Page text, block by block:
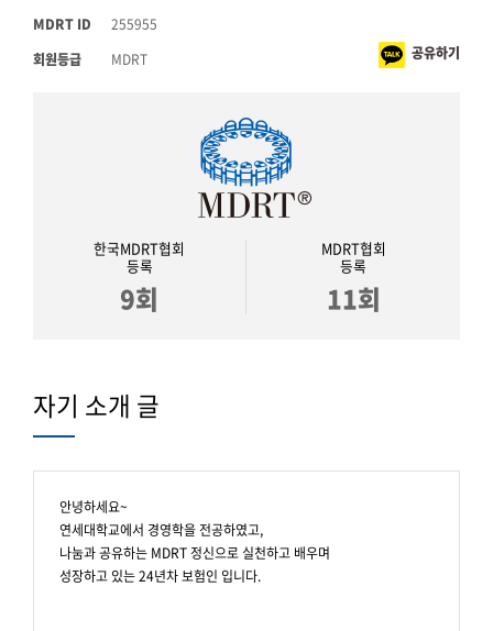
MDRT ID
255955
회원등급
MDRT 공유하기
한국MDRT협회
등록
9회
MDRT협회
등록
11회
자기 소개 글
안녕하세요~
연세대학교에서 경영학을 전공하였고,
나눔과 공유하는 MDRT 정신으로 실천하고 배우며
성장하고 있는 24년차 보험인 입니다.